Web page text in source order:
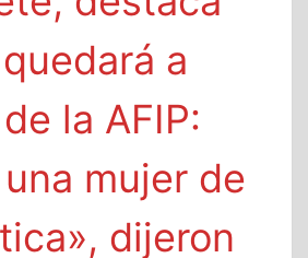
a
la AFIP:
mujer de
dijeron